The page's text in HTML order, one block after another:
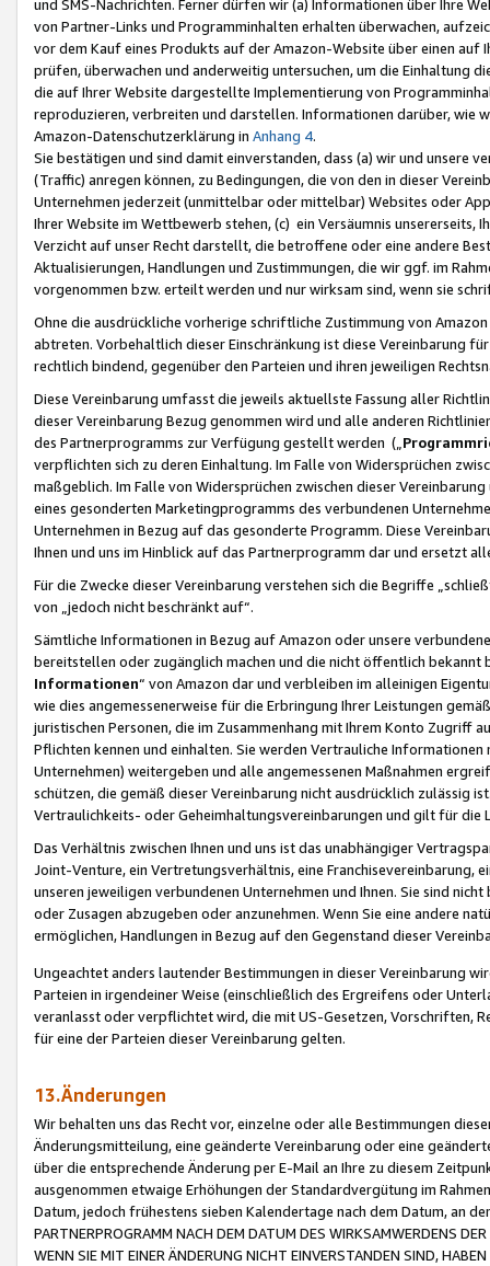
und SMS-Nachrichten. Ferner dürfen wir (a) Informationen über Ihre
von Partner-Links und Programminhalten erhalten überwachen,
vor dem Kauf eines Produkts auf der Amazon-Website über einen
prüfen, überwachen und anderweitig untersuchen, um die Einhaltung
die auf Ihrer Website dargestellte Implementierung von
reproduzieren, verbreiten und darstellen. Informationen darüber, wie
Amazon-Datenschutzerklärung in Anhang 4.
Sie bestätigen und sind damit einverstanden, dass (a) wir und
(Traffic) anregen können, zu Bedingungen, die von den in dieser
Unternehmen jederzeit (unmittelbar oder mittelbar) Websites oder
Ihrer Website im Wettbewerb stehen, (c) ein Versäumnis unsererseits,
Verzicht auf unser Recht darstellt, die betroffene oder eine andere
Aktualisierungen, Handlungen und Zustimmungen, die wir ggf. im
vorgenommen bzw. erteilt werden und nur wirksam sind, wenn sie
Ohne die ausdrückliche vorherige schriftliche Zustimmung von
abtreten. Vorbehaltlich dieser Einschränkung ist diese Vereinbarung
rechtlich bindend, gegenüber den Parteien und ihren jeweiligen
Diese Vereinbarung umfasst die jeweils aktuellste Fassung aller
dieser Vereinbarung Bezug genommen wird und alle anderen
des Partnerprogramms zur Verfügung gestellt werden („
verpflichten sich zu deren Einhaltung. Im Falle von Widersprüchen
maßgeblich. Im Falle von Widersprüchen zwischen dieser
eines gesonderten Marketingprogramms des verbundenen
Unternehmen in Bezug auf das gesonderte Programm. Diese
Ihnen und uns im Hinblick auf das Partnerprogramm dar und ersetzt
Für die Zwecke dieser Vereinbarung verstehen sich die Begriffe
von „jedoch nicht beschränkt auf“.
Sämtliche Informationen in Bezug auf Amazon oder unsere
bereitstellen oder zugänglich machen und die nicht öffentlich
Informationen“ von Amazon dar und verbleiben im alleinigen
wie dies angemessenerweise für die Erbringung Ihrer Leistungen
juristischen Personen, die im Zusammenhang mit Ihrem Konto
Pflichten kennen und einhalten. Sie werden Vertrauliche
Unternehmen) weitergeben und alle angemessenen Maßnahmen
schützen, die gemäß dieser Vereinbarung nicht ausdrücklich zulässig
Vertraulichkeits- oder Geheimhaltungsvereinbarungen und gilt für die
Das Verhältnis zwischen Ihnen und uns ist das unabhängiger
Joint-Venture, ein Vertretungsverhältnis, eine Franchisevereinbarung,
unseren jeweiligen verbundenen Unternehmen und Ihnen. Sie sind
oder Zusagen abzugeben oder anzunehmen. Wenn Sie eine andere
ermöglichen, Handlungen in Bezug auf den Gegenstand dieser
Ungeachtet anders lautender Bestimmungen in dieser Vereinbarung
Parteien in irgendeiner Weise (einschließlich des Ergreifens oder
veranlasst oder verpflichtet wird, die mit US-Gesetzen, Vorschriften,
für eine der Parteien dieser Vereinbarung gelten.
13.Änderungen
Wir behalten uns das Recht vor, einzelne oder alle Bestimmungen
Änderungsmitteilung, eine geänderte Vereinbarung oder eine
über die entsprechende Änderung per E-Mail an Ihre zu diesem
ausgenommen etwaige Erhöhungen der Standardvergütung im
Datum, jedoch frühestens sieben Kalendertage nach dem Datum, an
PARTNERPROGRAMM NACH DEM DATUM DES WIRKSAMWERDENS
WENN SIE MIT EINER ÄNDERUNG NICHT EINVERSTANDEN SIND,